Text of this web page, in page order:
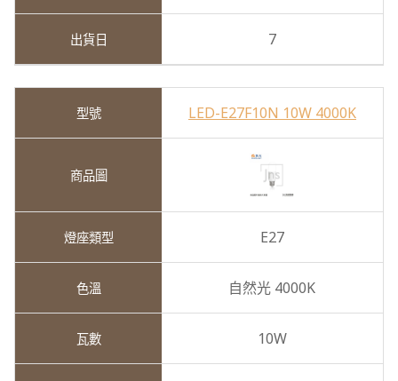
7
LED-E27F10N 10W 4000K
E27
自然光 4000K
10W